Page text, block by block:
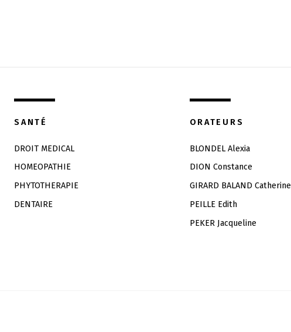
SANTÉ
DROIT MEDICAL
HOMEOPATHIE
PHYTOTHERAPIE
DENTAIRE
ORATEURS
BLONDEL Alexia
DION Constance
GIRARD BALAND Catherine
PEILLE Edith
PEKER Jacqueline